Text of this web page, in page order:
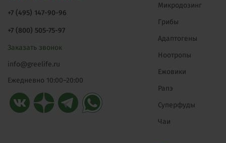
+7 (495) 147-90-96
+7 (800) 505-75-97
Заказать звонок
info@greelife.ru
Ежедневно 10:00–20:00
Микродозинг
Грибы
Адаптогены
Ноотропы
Ежовики
Рапэ
Суперфуды
Чаи